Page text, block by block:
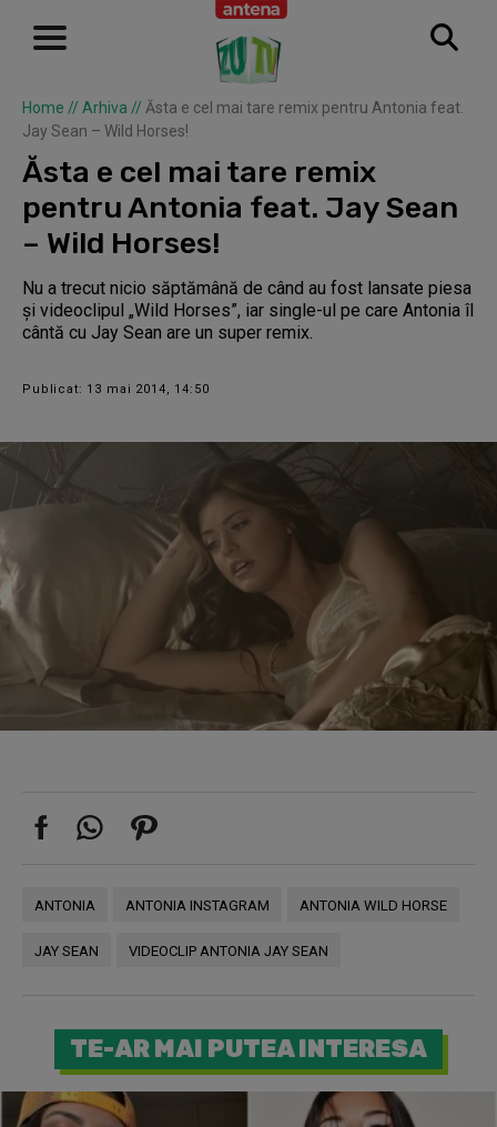
Home // Arhiva // Ăsta e cel mai tare remix pentru Antonia feat.
Jay Sean – Wild Horses!
Ăsta e cel mai tare remix
pentru Antonia feat. Jay Sean
– Wild Horses!
Nu a trecut nicio săptămână de când au fost lansate piesa
şi videoclipul „Wild Horses”, iar single-ul pe care Antonia îl
cântă cu Jay Sean are un super remix.
Publicat: 13 mai 2014, 14:50
ANTONIA ANTONIA INSTAGRAM ANTONIA WILD HORSE
JAY SEAN VIDEOCLIP ANTONIA JAY SEAN
TE-AR MAI PUTEA INTERESA